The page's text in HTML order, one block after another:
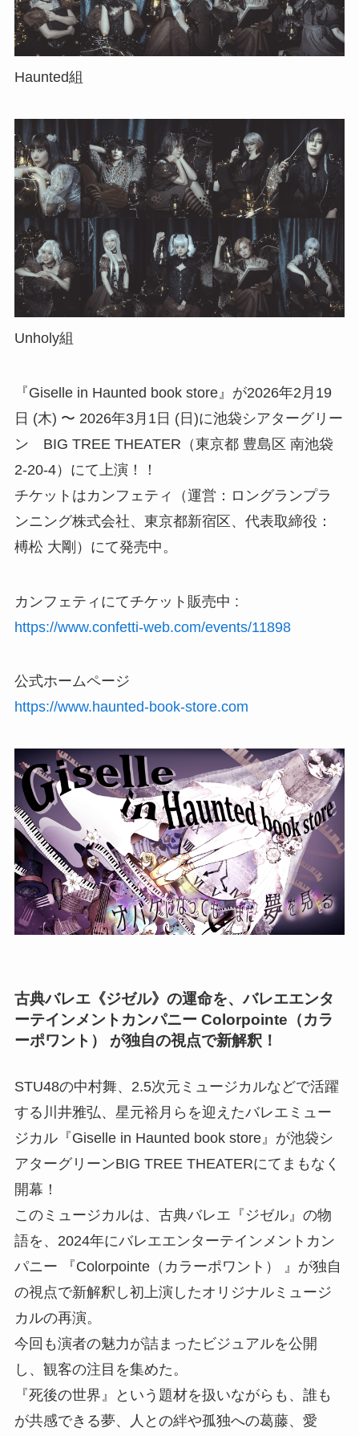
Haunted組
Unholy組
『Giselle in Haunted book store』が2026年2月19
日 (木) 〜 2026年3月1日 (日)に池袋シアターグリー
ン BIG TREE THEATER（東京都 豊島区 南池袋
2-20-4）にて上演！！
チケットはカンフェティ（運営：ロングランプラ
ンニング株式会社、東京都新宿区、代表取締役：
榑松 大剛）にて発売中。
カンフェティにてチケット販売中 :
https://www.confetti-web.com/events/11898
公式ホームページ
https://www.haunted-book-store.com
古典バレエ《ジゼル》の運命を、バレエエンタ
ーテインメントカンパニー Colorpointe（カラ
ーポワント） が独自の視点で新解釈！
STU48の中村舞、2.5次元ミュージカルなどで活躍
する川井雅弘、星元裕月らを迎えたバレエミュー
ジカル『Giselle in Haunted book store』が池袋シ
アターグリーンBIG TREE THEATERにてまもなく
開幕！
このミュージカルは、古典バレエ『ジゼル』の物
語を、2024年にバレエエンターテインメントカン
パニー 『Colorpointe（カラーポワント） 』が独自
の視点で新解釈し初上演したオリジナルミュージ
カルの再演。
今回も演者の魅力が詰まったビジュアルを公開
し、観客の注目を集めた。
『死後の世界』という題材を扱いながらも、誰も
が共感できる夢、人との絆や孤独への葛藤、愛